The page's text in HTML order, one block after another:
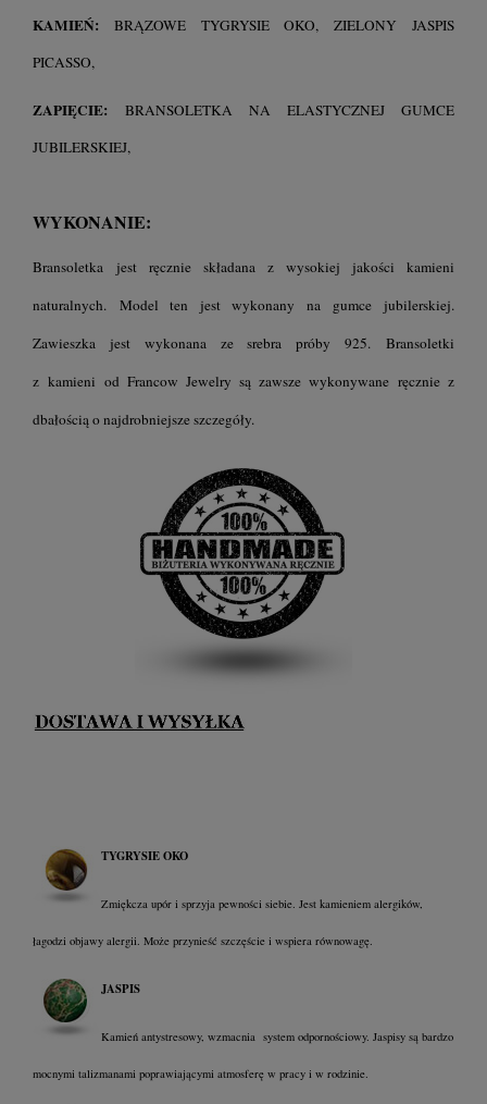
KAMIEŃ: BRĄZOWE TYGRYSIE OKO, ZIELONY JASPIS
PICASSO,
ZAPIĘCIE: BRANSOLETKA NA ELASTYCZNEJ GUMCE
JUBILERSKIEJ,
WYKONANIE:
Bransoletka jest ręcznie składana z wysokiej jakości kamieni
naturalnych. Model ten jest wykonany na gumce jubilerskiej.
Zawieszka jest wykonana ze srebra próby 925. Bransoletki
z kamieni od Francow Jewelry są zawsze wykonywane ręcznie z
dbałością o najdrobniejsze szczegóły.
TYGRYSIE OKO
Zmiękcza upór i sprzyja pewności siebie. Jest kamieniem alergików,
łagodzi objawy alergii. Może przynieść szczęście i wspiera równowagę.
JASPIS
Kamień antystresowy, wzmacnia system odpornościowy. Jaspisy są bardzo
mocnymi talizmanami poprawiającymi atmosferę w pracy i w rodzinie.